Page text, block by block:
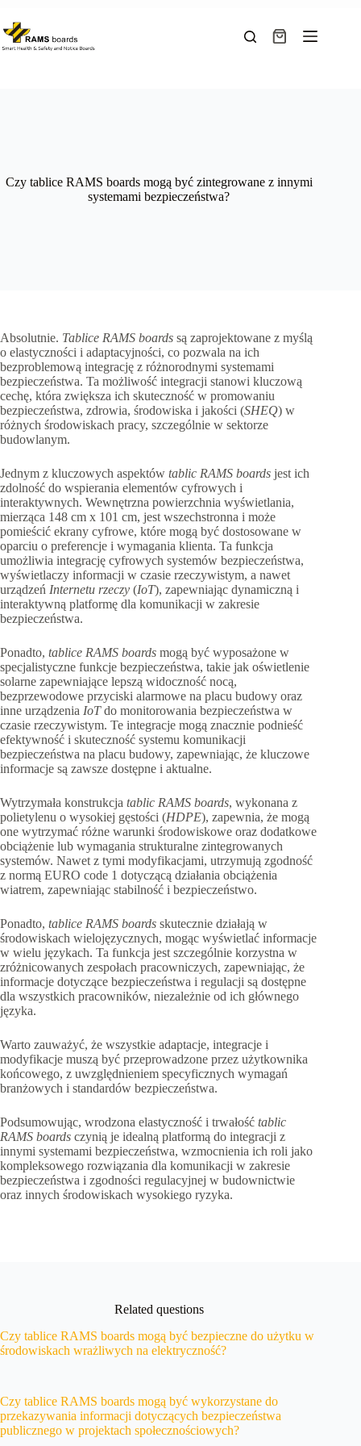
treści
Koszyk
Czy tablice RAMS boards mogą być zintegrowane z innymi
systemami bezpieczeństwa?
Absolutnie. Tablice RAMS boards są zaprojektowane z myślą
o elastyczności i adaptacyjności, co pozwala na ich
bezproblemową integrację z różnorodnymi systemami
bezpieczeństwa. Ta możliwość integracji stanowi kluczową
cechę, która zwiększa ich skuteczność w promowaniu
bezpieczeństwa, zdrowia, środowiska i jakości (SHEQ) w
różnych środowiskach pracy, szczególnie w sektorze
budowlanym.
Jednym z kluczowych aspektów tablic RAMS boards jest ich
zdolność do wspierania elementów cyfrowych i
interaktywnych. Wewnętrzna powierzchnia wyświetlania,
mierząca 148 cm x 101 cm, jest wszechstronna i może
pomieścić ekrany cyfrowe, które mogą być dostosowane w
oparciu o preferencje i wymagania klienta. Ta funkcja
umożliwia integrację cyfrowych systemów bezpieczeństwa,
wyświetlaczy informacji w czasie rzeczywistym, a nawet
urządzeń Internetu rzeczy (IoT), zapewniając dynamiczną i
interaktywną platformę dla komunikacji w zakresie
bezpieczeństwa.
Ponadto, tablice RAMS boards mogą być wyposażone w
specjalistyczne funkcje bezpieczeństwa, takie jak oświetlenie
solarne zapewniające lepszą widoczność nocą,
bezprzewodowe przyciski alarmowe na placu budowy oraz
inne urządzenia IoTdo monitorowania bezpieczeństwa w
czasie rzeczywistym. Te integracje mogą znacznie podnieść
efektywność i skuteczność systemu komunikacji
bezpieczeństwa na placu budowy, zapewniając, że kluczowe
informacje są zawsze dostępne i aktualne.
Wytrzymała konstrukcja tablic RAMS boards, wykonana z
polietylenu o wysokiej gęstości (HDPE), zapewnia, że mogą
one wytrzymać różne warunki środowiskowe oraz dodatkowe
obciążenie lub wymagania strukturalne zintegrowanych
systemów. Nawet z tymi modyfikacjami, utrzymują zgodność
z normą EURO code 1 dotyczącą działania obciążenia
wiatrem, zapewniając stabilność i bezpieczeństwo.
Ponadto, tablice RAMS boards skutecznie działają w
środowiskach wielojęzycznych, mogąc wyświetlać informacje
w wielu językach. Ta funkcja jest szczególnie korzystna w
zróżnicowanych zespołach pracowniczych, zapewniając, że
informacje dotyczące bezpieczeństwa i regulacji są dostępne
dla wszystkich pracowników, niezależnie od ich głównego
języka.
Warto zauważyć, że wszystkie adaptacje, integracje i
modyfikacje muszą być przeprowadzone przez użytkownika
końcowego, z uwzględnieniem specyficznych wymagań
branżowych i standardów bezpieczeństwa.
Podsumowując, wrodzona elastyczność i trwałość tablic
RAMS boards czynią je idealną platformą do integracji z
innymi systemami bezpieczeństwa, wzmocnienia ich roli jako
kompleksowego rozwiązania dla komunikacji w zakresie
bezpieczeństwa i zgodności regulacyjnej w budownictwie
oraz innych środowiskach wysokiego ryzyka.
Related questions
Czy tablice RAMS boards mogą być bezpieczne do użytku w
środowiskach wrażliwych na elektryczność?
Czy tablice RAMS boards mogą być wykorzystane do
przekazywania informacji dotyczących bezpieczeństwa
publicznego w projektach społecznościowych?